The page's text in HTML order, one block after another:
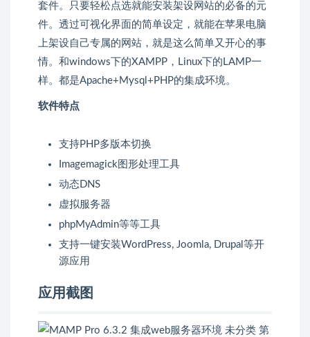
套件。只要轻松点选就能安装架设网站的必备的元
件。透过可视化界面的简单设定，就能在苹果电脑
上架设自己专属的网站，就是这么简单又开心的事
情。和windows下的XAMPP，Linux下的LAMP一
样。都是Apache+Mysql+PHP的集成环境。
软件特点
支持PHP多版本切换
Imagemagick图形处理工具
动态DNS
虚拟服务器
phpMyAdmin等等工具
支持一键安装WordPress, Joomla, Drupal等开
源应用
应用截图